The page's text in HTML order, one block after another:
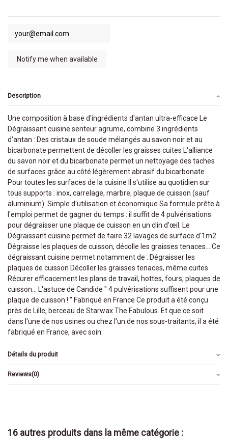
Description
Une composition à base d'ingrédients d'antan ultra-efficace Le
Dégraissant cuisine senteur agrume, combine 3 ingrédients
d'antan : Des cristaux de soude mélangés au savon noir et au
bicarbonate permettent de décoller les graisses cuites L'alliance
du savon noir et du bicarbonate permet un nettoyage des taches
de surfaces grâce au côté légèrement abrasif du bicarbonate
Pour toutes les surfaces de la cuisine Il s'utilise au quotidien sur
tous supports : inox, carrelage, marbre, plaque de cuisson (sauf
aluminium). Simple d'utilisation et économique Sa formule prête à
l'emploi permet de gagner du temps : il suffit de 4 pulvérisations
pour dégraisser une plaque de cuisson en un clin d'œil. Le
Dégraissant cuisine permet de faire 32 lavages de surface d'1m2.
Dégraisse les plaques de cuisson, décolle les graisses tenaces... Ce
dégraissant cuisine permet notamment de : Dégraisser les
plaques de cuisson Décoller les graisses tenaces, même cuites
Récurer efficacement les plans de travail, hottes, fours, plaques de
cuisson... L'astuce de Candide " 4 pulvérisations suffisent pour une
plaque de cuisson ! " Fabriqué en France Ce produit a été conçu
près de Lille, berceau de Starwax The Fabulous. Et que ce soit
dans l'une de nos usines ou chez l'un de nos sous-traitants, il a été
fabriqué en France, avec soin.
Détails du produit
Reviews(0)
16 autres produits dans la même catégorie :